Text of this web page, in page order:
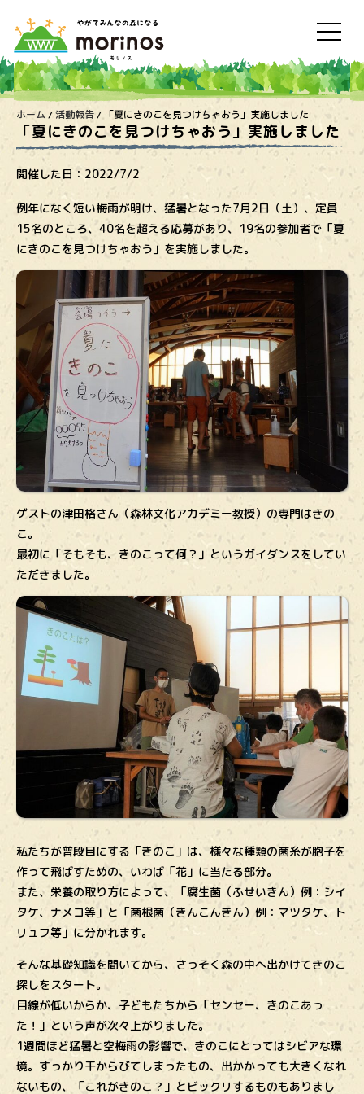
ホーム /活動報告/ 「夏にきのこを見つけちゃおう」実施しました
「夏にきのこを見つけちゃおう」実施しました
開催した日： 2022/7/2
例年になく短い梅雨が明け、猛暑となった7月2日（土）、定員
15名のところ、40名を超える応募があり、19名の参加者で「夏
にきのこを見つけちゃおう」を実施しました。
ゲストの津田格さん（森林文化アカデミー教授）の専門はきの
こ。
最初に「そもそも、きのこって何？」というガイダンスをしてい
ただきました。
私たちが普段目にする「きのこ」は、様々な種類の菌糸が胞子を
作って飛ばすための、いわば「花」に当たる部分。
また、栄養の取り方によって、「腐生菌（ふせいきん）例：シイ
タケ、ナメコ等」と「菌根菌（きんこんきん）例：マツタケ、ト
リュフ等」に分かれます。
そんな基礎知識を聞いてから、さっそく森の中へ出かけてきのこ
探しをスタート。
目線が低いからか、子どもたちから「センセー、きのこあっ
た！」という声が次々上がりました。
1週間ほど猛暑と空梅雨の影響で、きのこにとってはシビアな環
境。すっかり干からびてしまったもの、出かかっても大きくなれ
ないもの、「これがきのこ？」とビックリするものもありまし